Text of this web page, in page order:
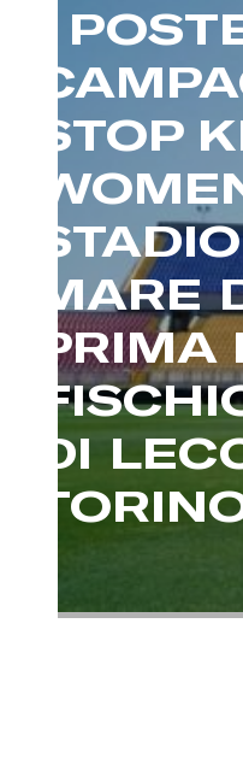
I
STOP
MARE
PRIMA
DI